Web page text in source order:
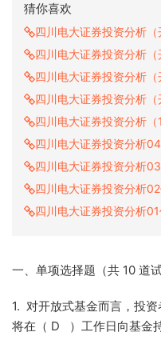
猜你喜欢
四川电大证券投资分析
四川电大证券投资分析
四川电大证券投资分析
四川电大证券投资分析
四川电大证券投资分析
四川电大证券投资分析
四川电大证券投资分析
四川电大证券投资分析
四川电大证券投资分析
一、单项选择题（共 10 道
1. 对开放式基金而言，投
将在（ D ）工作日向基金